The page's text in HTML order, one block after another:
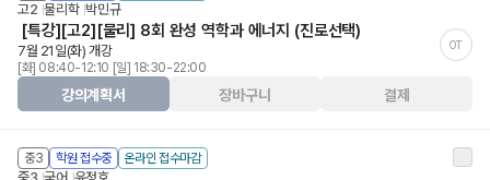
고2 물리학 박민규
[특강][고2][물리] 8회 완성 역학과 에너지 (진로선택)
OT
7월 21일(화) 개강
[화] 08:40-12:10 [일] 18:30-22:00
강의계획서 장바구니 결제
중3 학원 접수중 온라인 접수마감